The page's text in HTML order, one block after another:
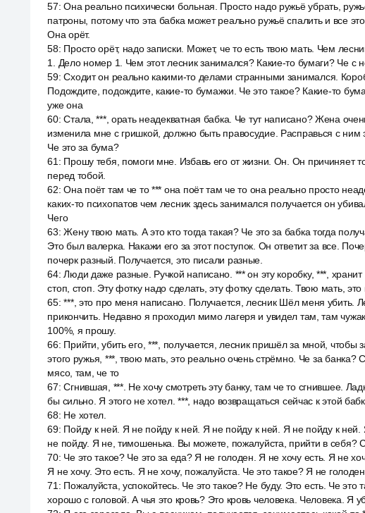
57:Она реально психически больная. Просто надо ружьё убрать,
патроны, потому что эта бабка может реально ружьё спалить и все
Она орёт.
58: Просто орёт, надо записки. Может, че то есть твою мать. Чем
1. Дело номер 1. Чем этот лесник занимался? Какие-то бумаги? Че с
59:Сходит он реально какими-то делами странными занимался.
Подождите, подождите, какие-то бумажки. Че это такое? Какие-то
уже она
60:Стала, ***, орать неадекватная бабка. Че тут написано? Жена
изменила мне с гришкой, должно быть правосудие. Расправься с
Че это за бума?
61 : Прошу тебя, помоги мне. Избавь его от жизни. Он. Он причиняет
перед тобой.
62:Она поёт там че то *** она поёт там че то она реально просто
каких-то психопатов чем лесник здесь занимался получается он
Чего
63:Жену твою мать. А это кто тогда такая? Че это за бабка тогда
Это был валерка. Накажи его за этот поступок. Он ответит за все.
почерк разный. Получается, это писали разные.
64:Люди даже разные. Ручкой написано. *** он эту коробку, ***,
стоп, стоп. Эту фотку надо сделать, эту фотку сделать. Твою мать,
65:***, это про меня написано. Получается, лесник Шёл меня убить.
прикончить. Недавно я проходил мимо лагеря и увидел там, там
100%, я прошу.
66: Прийти, убить его, ***, получается, лесник пришёл за мной, чтобы
этого ружья, ***, твою мать, это реально очень стрёмно. Че за банка?
мясо, там, че то
67:Сгнившая, ***. Не хочу смотреть эту банку, там че то сгнившее.
бы сильно. Я этого не хотел. ***, надо возвращаться сейчас к этой
68: Не хотел.
69: Пойду к ней. Я не пойду к ней. Я не пойду к ней. Я не пойду к
не пойду. Я не, тимошенька. Вы можете, пожалуйста, прийти в себя?
70: Че это такое? Че это за еда? Я не голоден. Я не хочу есть. Я не
Я не хочу. Это есть. Я не хочу, пожалуйста. Че это такое? Я не
71 : Пожалуйста, успокойтесь. Че это такое? Не буду. Это есть. Че
хорошо с головой. А чья это кровь? Это кровь человека. Человека. Я